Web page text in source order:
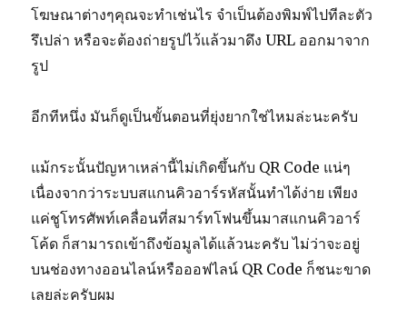
โฆษณาต่างๆคุณจะทำเช่นไร จำเป็นต้องพิมพ์ไปทีละตัว
รึเปล่า หรือจะต้องถ่ายรูปไว้แล้วมาดึง URL ออกมาจาก
รูป
อีกทีหนึ่ง มันก็ดูเป็นขั้นตอนที่ยุ่งยากใช่ไหมล่ะนะครับ
แม้กระนั้นปัญหาเหล่านี้ไม่เกิดขึ้นกับ QR Code แน่ๆ
เนื่องจากว่าระบบสแกนคิวอาร์รหัสนั้นทำได้ง่าย เพียง
แค่ชูโทรศัพท์เคลื่อนที่สมาร์ทโฟนขึ้นมาสแกนคิวอาร์
โค้ด ก็สามารถเข้าถึงข้อมูลได้แล้วนะครับ ไม่ว่าจะอยู่
บนช่องทางออนไลน์หรือออฟไลน์ QR Code ก็ชนะขาด
เลยล่ะครับผม